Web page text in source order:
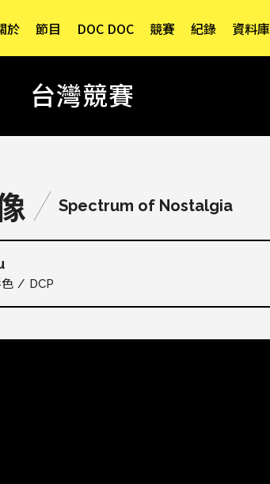
於 節目 DOC DOC 競賽 紀錄 資料庫
台灣競賽
Spectrum of Nostalgia
DCP